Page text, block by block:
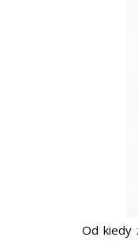
Od kiedy